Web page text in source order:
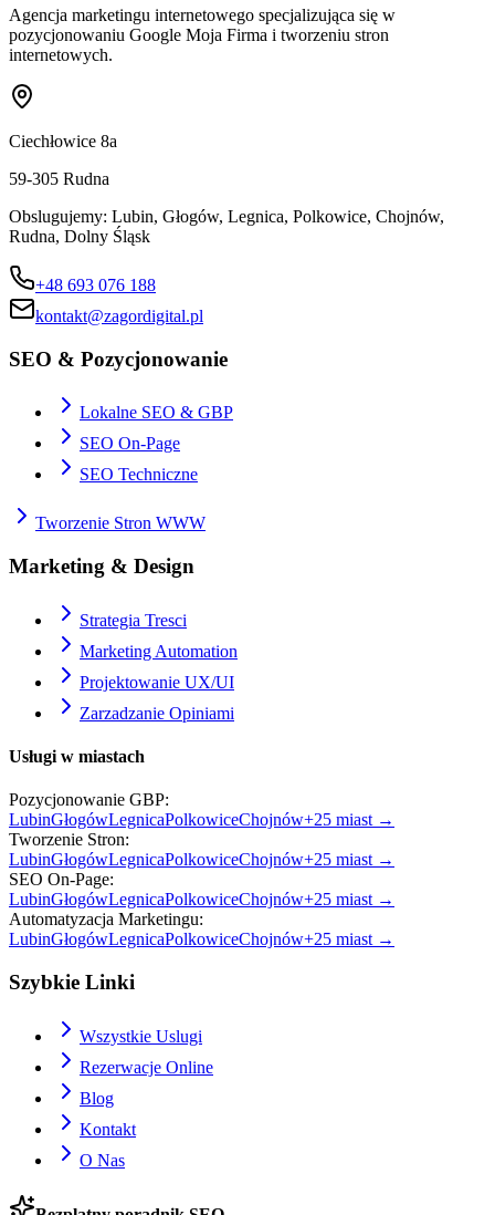
Agencja marketingu internetowego specjalizująca się w
pozycjonowaniu Google Moja Firma i tworzeniu stron
internetowych.
Ciechłowice 8a
59-305 Rudna
Obslugujemy: Lubin, Głogów, Legnica, Polkowice, Chojnów,
Rudna, Dolny Śląsk
+48 693 076 188
kontakt@zagordigital.pl
SEO & Pozycjonowanie
Lokalne SEO & GBP
SEO On-Page
SEO Techniczne
Tworzenie Stron WWW
Marketing & Design
Strategia Tresci
Marketing Automation
Projektowanie UX/UI
Zarzadzanie Opiniami
Usługi w miastach
Pozycjonowanie GBP:
LubinGłogówLegnicaPolkowiceChojnów+25 miast →
Tworzenie Stron:
LubinGłogówLegnicaPolkowiceChojnów+25 miast →
SEO On-Page:
LubinGłogówLegnicaPolkowiceChojnów+25 miast →
Automatyzacja Marketingu:
LubinGłogówLegnicaPolkowiceChojnów+25 miast →
Szybkie Linki
Wszystkie Uslugi
Rezerwacje Online
Blog
Kontakt
O Nas